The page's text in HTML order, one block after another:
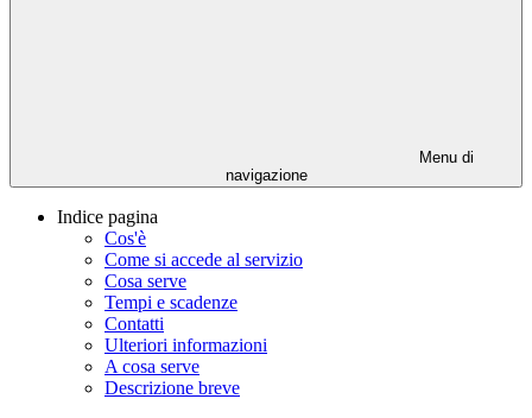
Menu di
navigazione
Indice pagina
Cos'è
Come si accede al servizio
Cosa serve
Tempi e scadenze
Contatti
Ulteriori informazioni
A cosa serve
Descrizione breve